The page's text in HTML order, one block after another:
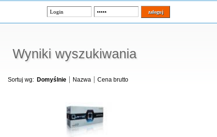
Wyniki wyszukiwania
Sortuj wg: Domyślnie Nazwa Cena brutto